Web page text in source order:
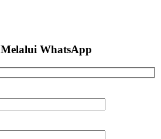
Melalui WhatsApp